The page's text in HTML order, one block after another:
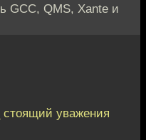
GCC, QMS, Xante и
уважения